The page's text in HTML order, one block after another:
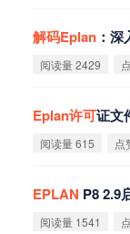
解码Eplan ：
阅读量 2429
Eplan许可证文
阅读量 615 点
EPLAN P8 2.9
阅读量 1541